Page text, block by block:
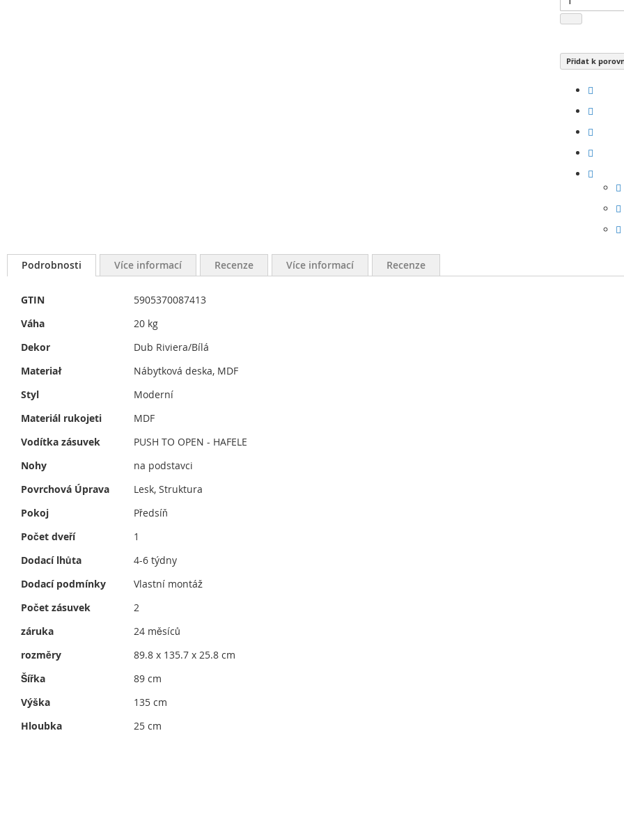
Přidat k
Podrobnosti Více informací Recenze Více informací
Více
GTIN
5905370087413
Váha
20 kg
Dekor
Dub Riviera/Bílá
Materiał
Nábytková deska, MDF
Styl
Moderní
Materiál rukojeti
MDF
Vodítka zásuvek
PUSH TO OPEN - HAFELE
Nohy
na podstavci
Povrchová Úprava
Lesk, Struktura
Pokoj
Předsíň
Počet dveří
1
Dodací lhůta
4-6 týdny
Dodací podmínky
Vlastní montáž
Počet zásuvek
2
záruka
24 měsíců
rozměry
89.8 x 135.7 x 25.8 cm
Šířka
89 cm
Výška
135 cm
Hloubka
25 cm
Recenze